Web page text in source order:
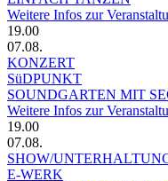
Weitere Infos zur
19.00
07.08.
KONZERT
SüDPUNKT
SOUNDGARTEN MIT
Weitere Infos zur
19.00
07.08.
SHOW/
E-WERK